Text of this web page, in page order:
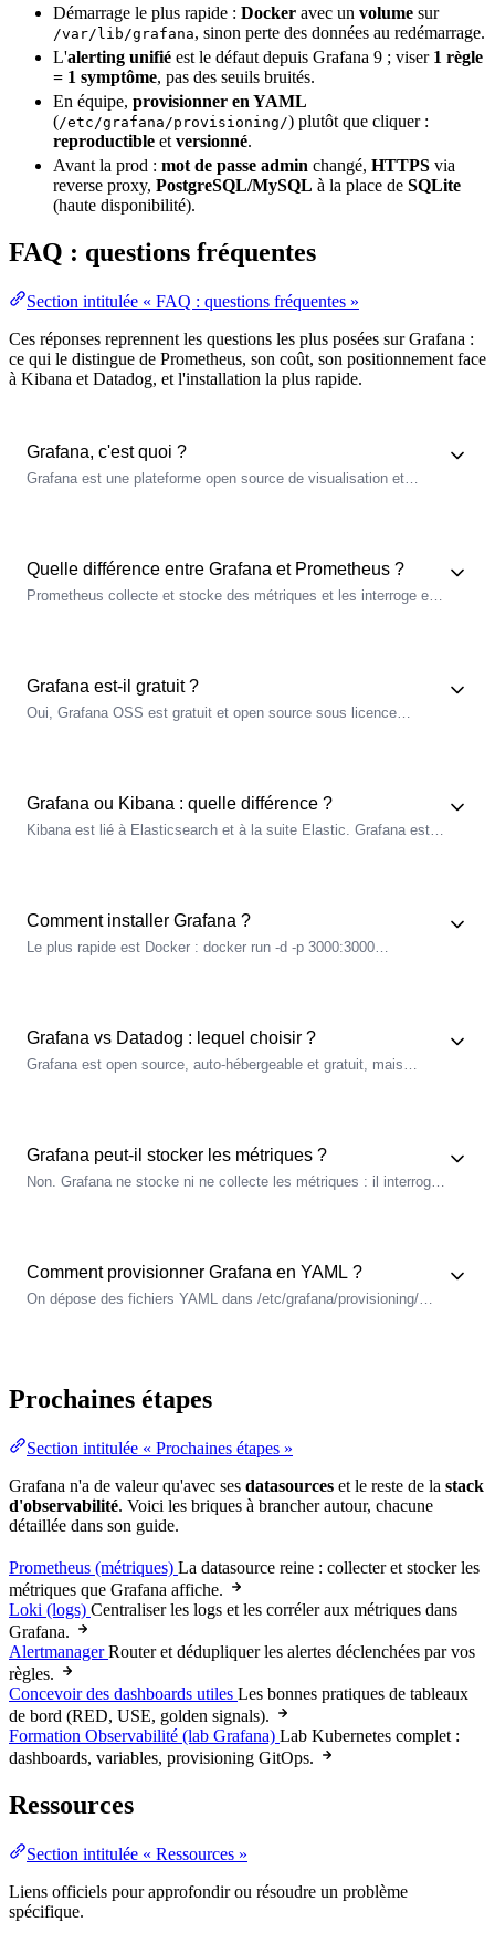
Démarrage le plus rapide : Docker avec un volume sur
/var/lib/grafana, sinon perte des données au redémarrage.
L'alerting unifié est le défaut depuis Grafana 9 ; viser 1 règle
= 1 symptôme, pas des seuils bruités.
En équipe, provisionner en YAML
(/etc/grafana/provisioning/) plutôt que cliquer :
reproductible et versionné.
Avant la prod : mot de passe admin changé, HTTPS via
reverse proxy, PostgreSQL/MySQL à la place de SQLite
(haute disponibilité).
FAQ : questions fréquentes
Section intitulée « FAQ : questions fréquentes »
Ces réponses reprennent les questions les plus posées sur Grafana :
ce qui le distingue de Prometheus, son coût, son positionnement face
à Kibana et Datadog, et l'installation la plus rapide.
Grafana, c'est quoi ?
Grafana est une plateforme open source de visualisation et
données elle-même.
Quelle différence entre Grafana et Prometheus ?
Prometheus collecte et stocke des métriques et les interroge en
Grafana est-il gratuit ?
Oui, Grafana OSS est gratuit et open source sous licence
Grafana ou Kibana : quelle différence ?
Kibana est lié à Elasticsearch et à la suite Elastic. Grafana est
Comment installer Grafana ?
Le plus rapide est Docker : docker run -d -p 3000:3000
Grafana vs Datadog : lequel choisir ?
Grafana est open source, auto-hébergeable et gratuit, mais
Grafana peut-il stocker les métriques ?
Non. Grafana ne stocke ni ne collecte les métriques : il interroge
Comment provisionner Grafana en YAML ?
On dépose des fichiers YAML dans /etc/grafana/provisioning/
Prochaines étapes
Section intitulée « Prochaines étapes »
Grafana n'a de valeur qu'avec ses datasources et le reste de la stack
d'observabilité. Voici les briques à brancher autour, chacune
détaillée dans son guide.
Prometheus (métriques) La datasource reine : collecter et stocker les
métriques que Grafana affiche.
Loki (logs) Centraliser les logs et les corréler aux métriques dans
Grafana.
Alertmanager Router et dédupliquer les alertes déclenchées par vos
règles.
Concevoir des dashboards utiles Les bonnes pratiques de tableaux
de bord (RED, USE, golden signals).
Formation Observabilité (lab Grafana) Lab Kubernetes complet :
dashboards, variables, provisioning GitOps.
Ressources
Section intitulée « Ressources »
Liens officiels pour approfondir ou résoudre un problème
spécifique.